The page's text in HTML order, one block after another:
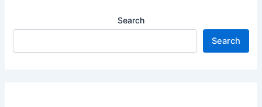
Search
Search